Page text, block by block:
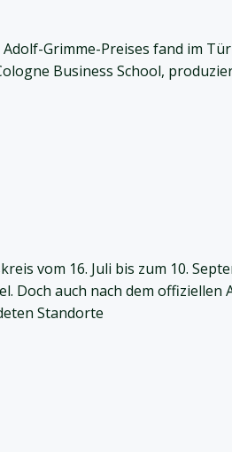
Grimme-Preises fand im
Business School,
vom 16. Juli bis zum 10.
Doch auch nach dem
Standorte